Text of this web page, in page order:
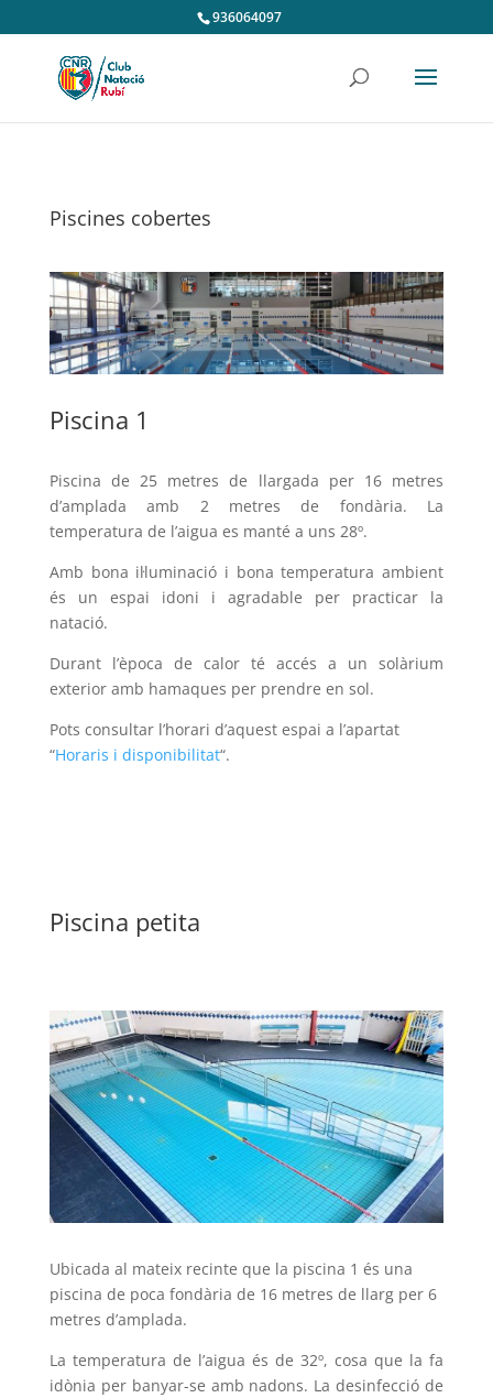
936064097
Piscines cobertes
Piscina 1
Piscina de 25 metres de llargada per 16 metres
d’amplada amb 2 metres de fondària. La
temperatura de l’aigua es manté a uns 28º.
Amb bona il·luminació i bona temperatura ambient
és un espai idoni i agradable per practicar la
natació.
Durant l’època de calor té accés a un solàrium
exterior amb hamaques per prendre en sol.
Pots consultar l’horari d’aquest espai a l’apartat
“Horaris i disponibilitat“.
Piscina petita
Ubicada al mateix recinte que la piscina 1 és una
piscina de poca fondària de 16 metres de llarg per 6
metres d’amplada.
La temperatura de l’aigua és de 32º, cosa que la fa
idònia per banyar-se amb nadons. La desinfecció de